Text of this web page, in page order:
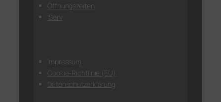
Öffnungszeiten
IServ
Impressum
Cookie-Richtlinie (EU)
Datenschutzerklärung